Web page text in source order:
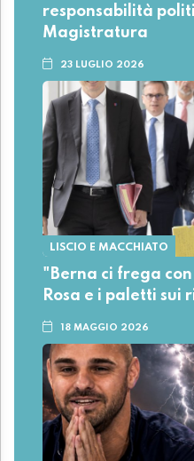
responsabilità
Magistratura
23 LUGLIO 2026
LISCIO E MACCHIATO
"Berna ci frega
Rosa e i paletti sui
18 MAGGIO 2026